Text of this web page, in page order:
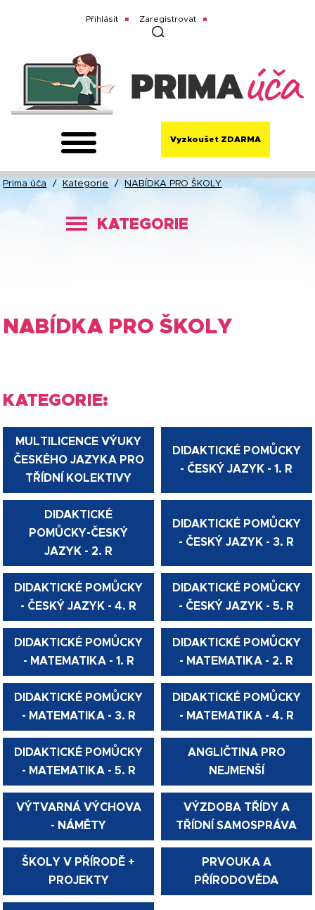
Přihlásit Zaregistrovat
Vyzkoušet ZDARMA
Prima úča / Kategorie / NABÍDKA PRO ŠKOLY
KATEGORIE
NABÍDKA PRO ŠKOLY
KATEGORIE:
MULTILICENCE VÝUKY
ČESKÉHO JAZYKA PRO
TŘÍDNÍ KOLEKTIVY
DIDAKTICKÉ POMŮCKY
- ČESKÝ JAZYK - 1. R
DIDAKTICKÉ
POMŮCKY-ČESKÝ
JAZYK - 2. R
DIDAKTICKÉ POMŮCKY
- ČESKÝ JAZYK - 3. R
DIDAKTICKÉ POMŮCKY
- ČESKÝ JAZYK - 4. R
DIDAKTICKÉ POMŮCKY
- ČESKÝ JAZYK - 5. R
DIDAKTICKÉ POMŮCKY
- MATEMATIKA - 1. R
DIDAKTICKÉ POMŮCKY
- MATEMATIKA - 2. R
DIDAKTICKÉ POMŮCKY
- MATEMATIKA - 3. R
DIDAKTICKÉ POMŮCKY
- MATEMATIKA - 4. R
DIDAKTICKÉ POMŮCKY
- MATEMATIKA - 5. R
ANGLIČTINA PRO
NEJMENŠÍ
VÝTVARNÁ VÝCHOVA
- NÁMĚTY
VÝZDOBA TŘÍDY A
TŘÍDNÍ SAMOSPRÁVA
ŠKOLY V PŘÍRODĚ +
PROJEKTY
PRVOUKA A
PŘÍRODOVĚDA